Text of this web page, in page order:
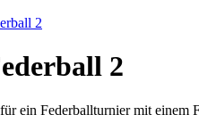
2
2